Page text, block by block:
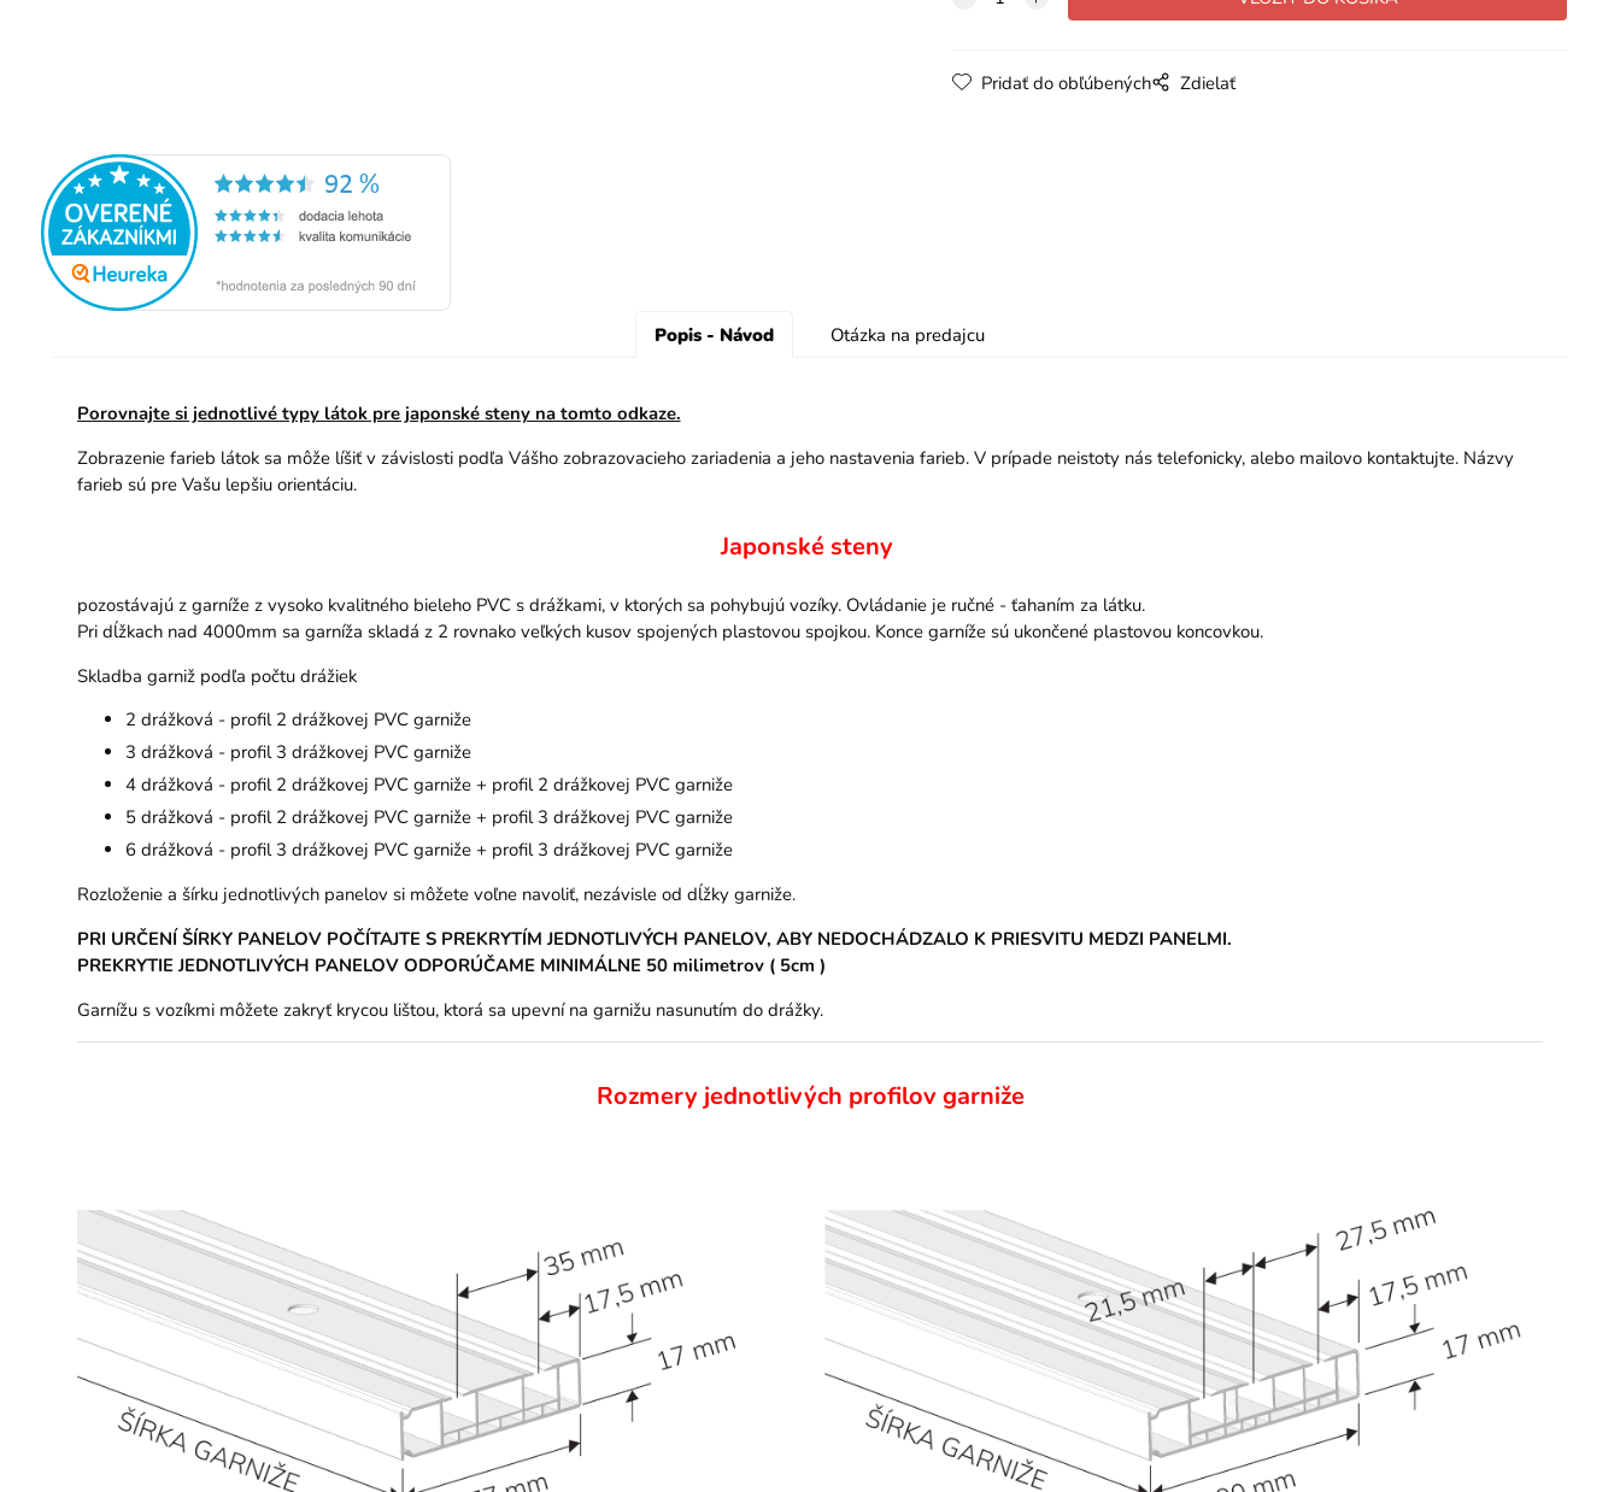
Pridať do obľúbených Zdielať
Popis - Návod Otázka na predajcu
Porovnajte si jednotlivé typy látok pre japonské steny na tomto odkaze.
Zobrazenie farieb látok sa môže líšiť v závislosti podľa Vášho zobrazovacieho zariadenia a jeho nastavenia farieb. V prípade neistoty nás telefonicky, alebo mailovo kontaktujte. Názvy
farieb sú pre Vašu lepšiu orientáciu.
Japonské steny
pozostávajú z garníže z vysoko kvalitného bieleho PVC s drážkami, v ktorých sa pohybujú vozíky. Ovládanie je ručné - ťahaním za látku.
Pri dĺžkach nad 4000mm sa garníža skladá z 2 rovnako veľkých kusov spojených plastovou spojkou. Konce garníže sú ukončené plastovou koncovkou.
Skladba garniž podľa počtu drážiek
2 drážková - profil 2 drážkovej PVC garniže
3 drážková - profil 3 drážkovej PVC garniže
4 drážková - profil 2 drážkovej PVC garniže + profil 2 drážkovej PVC garniže
5 drážková - profil 2 drážkovej PVC garniže + profil 3 drážkovej PVC garniže
6 drážková - profil 3 drážkovej PVC garniže + profil 3 drážkovej PVC garniže
Rozloženie a šírku jednotlivých panelov si môžete voľne navoliť, nezávisle od dĺžky garniže.
PRI URČENÍ ŠÍRKY PANELOV POČÍTAJTE S PREKRYTÍM JEDNOTLIVÝCH PANELOV, ABY NEDOCHÁDZALO K PRIESVITU MEDZI PANELMI.
PREKRYTIE JEDNOTLIVÝCH PANELOV ODPORÚČAME MINIMÁLNE 50 milimetrov ( 5cm )
Garnížu s vozíkmi môžete zakryť krycou lištou, ktorá sa upevní na garnižu nasunutím do drážky.
Rozmery jednotlivých profilov garniže